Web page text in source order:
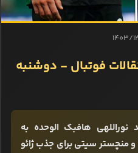
1403/
فوتبال - دوشنبه
نوراللهی هافبک الوحده به
و منچستر سیتی برای جذب ژائو